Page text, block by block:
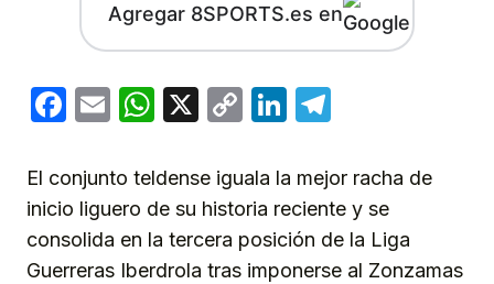
Agregar 8SPORTS.es en
Facebook
EmailWhatsApp
X
CopyLinkedIn
El conjunto teldense iguala la mejor racha de
inicio liguero de su historia reciente y se
consolida en la tercera posición de la Liga
Guerreras Iberdrola tras imponerse al Zonzamas